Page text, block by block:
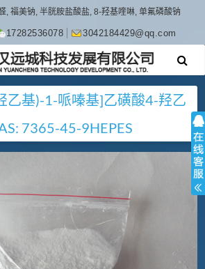
, 福美钠, 半胱胺盐酸盐, 8-羟基喹啉, 单氟磷酸钠
17282536078 3042184429@qq.com
乙基)-1-哌嗪基]乙磺酸4-羟乙
7365-45-9HEPES